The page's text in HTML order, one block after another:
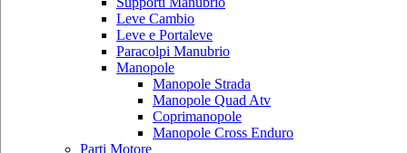
Leve Cambio
Leve e Portaleve
Paracolpi Manubrio
Manopole
Manopole Strada
Manopole Quad Atv
Coprimanopole
Manopole Cross Enduro
Parti Motore